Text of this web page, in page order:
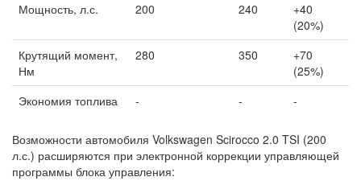
Мощность, л.с.
200 240
+40
(20%)
Крутящий момент,
Нм
280 350
+70
(25%)
Экономия топлива
- - -
Возможности автомобиля Volkswagen Scirocco 2.0 TSI (200
л.с.) расширяются при электронной коррекции управляющей
программы блока управления: